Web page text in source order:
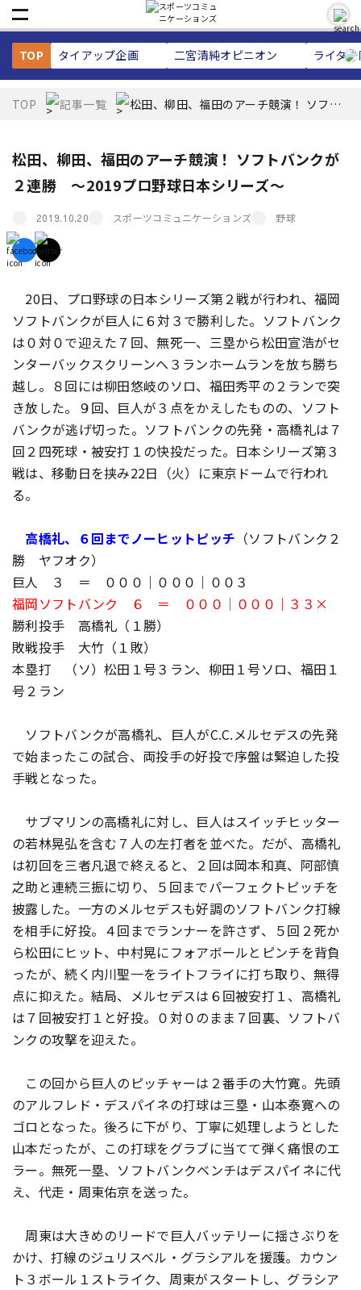
TOP タイアップ企画 二宮清純オピニオン ライタ
TOP 記事一覧 松田、柳田、福田のアーチ競演！ ソフト
松田、柳田、福田のアーチ競演！ ソフトバンクが
２連勝 ～2019プロ野球日本シリーズ～
2019.10.20 スポーツコミュニケーションズ 野球
20日、プロ野球の日本シリーズ第２戦が行われ、福岡
ソフトバンクが巨人に６対３で勝利した。ソフトバンク
は０対０で迎えた７回、無死一、三塁から松田宣浩がセ
ンターバックスクリーンへ３ランホームランを放ち勝ち
越し。８回には柳田悠岐のソロ、福田秀平の２ランで突
き放した。９回、巨人が３点をかえしたものの、ソフト
バンクが逃げ切った。ソフトバンクの先発・高橋礼は７
回２四死球・被安打１の快投だった。日本シリーズ第３
戦は、移動日を挟み22日（火）に東京ドームで行われ
る。
高橋礼、６回までノーヒットピッチ （ソフトバンク２
勝 ヤフオク）
巨人 ３ ＝ ０００｜０００｜００３
福岡ソフトバンク ６ ＝ ０００｜０００｜３３×
勝利投手 高橋礼（１勝）
敗戦投手 大竹（１敗）
本塁打 （ソ）松田１号３ラン、柳田１号ソロ、福田１
号２ラン
ソフトバンクが高橋礼、巨人がC.C.メルセデスの先発
で始まったこの試合、両投手の好投で序盤は緊迫した投
手戦となった。
サブマリンの高橋礼に対し、巨人はスイッチヒッター
の若林晃弘を含む７人の左打者を並べた。だが、高橋礼
は初回を三者凡退で終えると、２回は岡本和真、阿部慎
之助と連続三振に切り、５回までパーフェクトピッチを
披露した。一方のメルセデスも好調のソフトバンク打線
を相手に好投。４回までランナーを許さず、５回２死か
ら松田にヒット、中村晃にフォアボールとピンチを背負
ったが、続く内川聖一をライトフライに打ち取り、無得
点に抑えた。結局、メルセデスは６回被安打１、高橋礼
は７回被安打１と好投。０対０のまま７回裏、ソフトバ
ンクの攻撃を迎えた。
この回から巨人のピッチャーは２番手の大竹寛。先頭
のアルフレド・デスパイネの打球は三塁・山本泰寛への
ゴロとなった。後ろに下がり、丁寧に処理しようとした
山本だったが、この打球をグラブに当てて弾く痛恨のエ
ラー。無死一塁、ソフトバンクベンチはデスパイネに代
え、代走・周東佑京を送った。
周東は大きめのリードで巨人バッテリーに揺さぶりを
かけ、打線のジュリスベル・グラシアルを援護。カウン
ト３ボール１ストライク、周東がスタートし、グラシア